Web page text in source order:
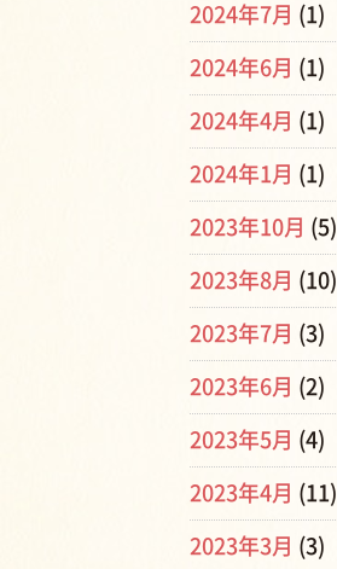
2024年7月 (1)
2024年6月 (1)
2024年4月 (1)
2024年1月 (1)
2023年10月 (5)
2023年8月 (10)
2023年7月 (3)
2023年6月 (2)
2023年5月 (4)
2023年4月 (11)
2023年3月 (3)